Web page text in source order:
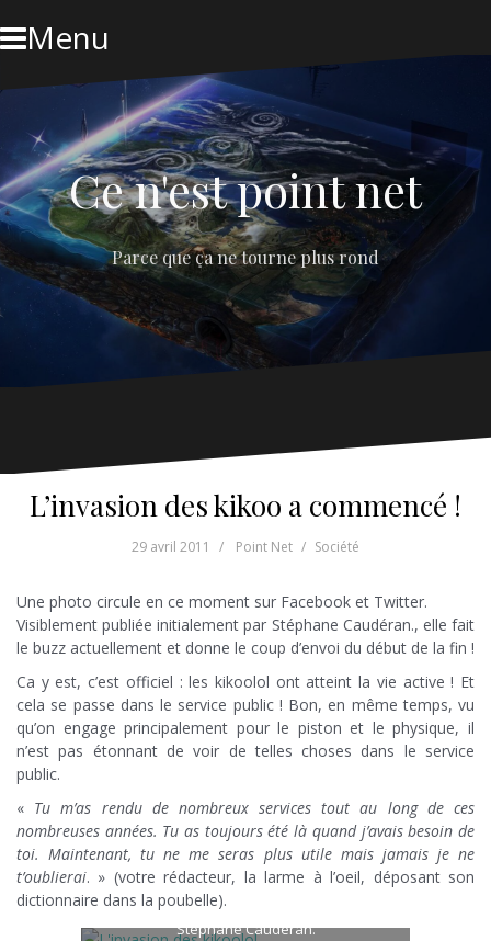
to
contentMenu
Ce n'est point net
Parce que ça ne tourne plus rond
L’invasion des kikoo a commencé !
29 avril 2011 Point Net Société
Une photo circule en ce moment sur Facebook et Twitter.
Visiblement publiée initialement par Stéphane Caudéran., elle fait
le buzz actuellement et donne le coup d’envoi du début de la fin !
Ca y est, c’est officiel : les kikoolol ont atteint la vie active ! Et
cela se passe dans le service public ! Bon, en même temps, vu
qu’on engage principalement pour le piston et le physique, il
n’est pas étonnant de voir de telles choses dans le service
public.
« Tu m’as rendu de nombreux services tout au long de ces
nombreuses années. Tu as toujours été là quand j’avais besoin de
toi. Maintenant, tu ne me seras plus utile mais jamais je ne
t’oublierai. » (votre rédacteur, la larme à l’oeil, déposant son
dictionnaire dans la poubelle).L'invasion des kikoolol. Crédit image :
Stéphane Caudéran.